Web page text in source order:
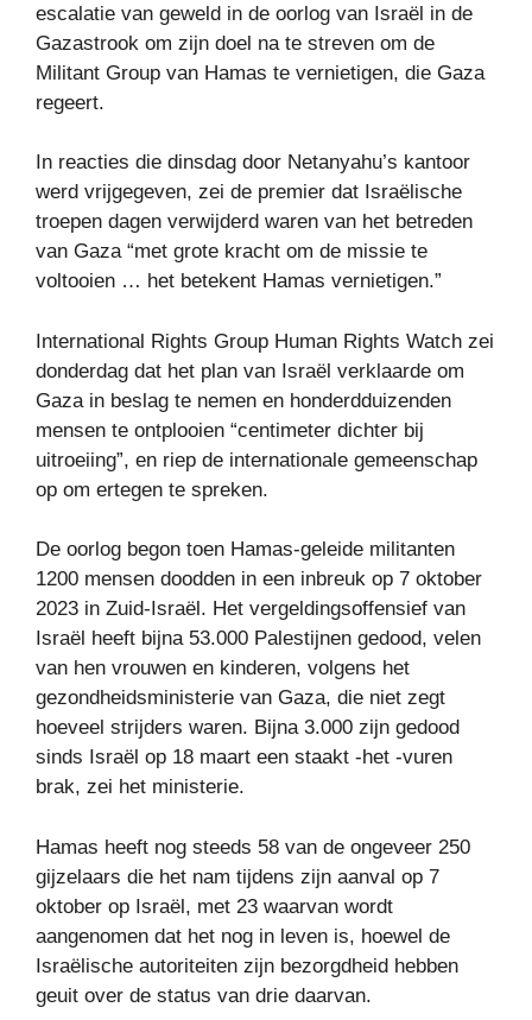
escalatie van geweld in de oorlog van Israël in de
Gazastrook om zijn doel na te streven om de
Militant Group van Hamas te vernietigen, die Gaza
regeert.
In reacties die dinsdag door Netanyahu’s kantoor
werd vrijgegeven, zei de premier dat Israëlische
troepen dagen verwijderd waren van het betreden
van Gaza “met grote kracht om de missie te
voltooien … het betekent Hamas vernietigen.”
International Rights Group Human Rights Watch zei
donderdag dat het plan van Israël verklaarde om
Gaza in beslag te nemen en honderdduizenden
mensen te ontplooien “centimeter dichter bij
uitroeiing”, en riep de internationale gemeenschap
op om ertegen te spreken.
De oorlog begon toen Hamas-geleide militanten
1200 mensen doodden in een inbreuk op 7 oktober
2023 in Zuid-Israël. Het vergeldingsoffensief van
Israël heeft bijna 53.000 Palestijnen gedood, velen
van hen vrouwen en kinderen, volgens het
gezondheidsministerie van Gaza, die niet zegt
hoeveel strijders waren. Bijna 3.000 zijn gedood
sinds Israël op 18 maart een staakt -het -vuren
brak, zei het ministerie.
Hamas heeft nog steeds 58 van de ongeveer 250
gijzelaars die het nam tijdens zijn aanval op 7
oktober op Israël, met 23 waarvan wordt
aangenomen dat het nog in leven is, hoewel de
Israëlische autoriteiten zijn bezorgdheid hebben
geuit over de status van drie daarvan.